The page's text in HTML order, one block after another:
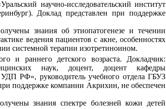
научно-исследовательский институт
Доклад представлен при поддержке
знания об этиопатогенезе и течении
ведения пациентов с акне, особенностях
системной терапии изотретиноином.
и раннего детского возраста. Докладчик:
наук, доцент, доцент кафедры
РФ», руководитель учебного отдела ГБУЗ
поддержке компании Акрихин, не обеспечен
знания спектре болезней кожи детей